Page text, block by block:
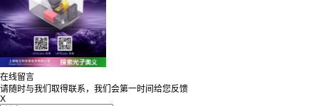
在线留言
请随时与我们取得联系，我们会第一时间给您反馈
X